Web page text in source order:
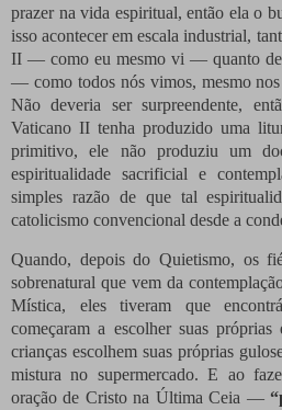
prazer na vida espiritual, então ela o
isso acontecer em escala industrial,
II — como eu mesmo vi — quanto
— como todos nós vimos, mesmo
Não deveria ser surpreendente,
Vaticano II tenha produzido uma
primitivo, ele não produziu um
espiritualidade sacrificial e
simples razão de que tal
catolicismo convencional desde a
Quando, depois do Quietismo, os
sobrenatural que vem da
Mística, eles tiveram que
começaram a escolher suas
crianças escolhem suas próprias
mistura no supermercado. E ao
oração de Cristo na Última Ceia —